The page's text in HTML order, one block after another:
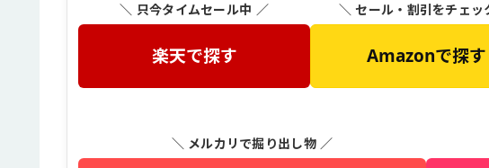
＼ 只今タイムセール中 ／
楽天で探す
＼ セール・割引をチェッ
Amazonで探す
＼ メルカリで掘り出し物 ／